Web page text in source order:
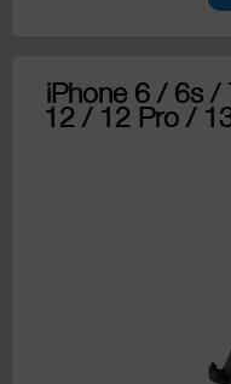
iPhone 6 / 6s
12 / 12 Pro /